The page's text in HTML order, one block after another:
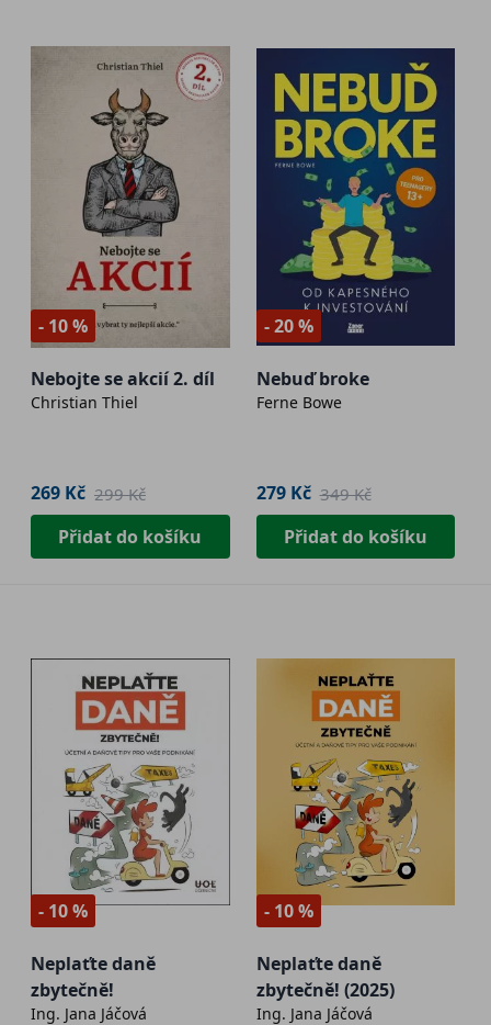
- 10 %
Nebojte se akcií 2. díl
Christian Thiel
269 Kč 299 Kč
Přidat do košíku
- 20 %
Nebuď broke
Ferne Bowe
279 Kč 349 Kč
Přidat do košíku
- 10 %
Neplaťte daně
zbytečně!
Ing. Jana Jáčová
- 10 %
Neplaťte daně
zbytečně! (2025)
Ing. Jana Jáčová